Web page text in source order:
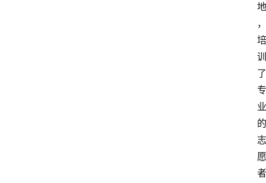
地
，
培
训
了
专
业
的
志
愿
者